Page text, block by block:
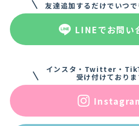
友達追加するだけでいつ
LINEでお問い
インスタ・Twitter・
受け付けておりま